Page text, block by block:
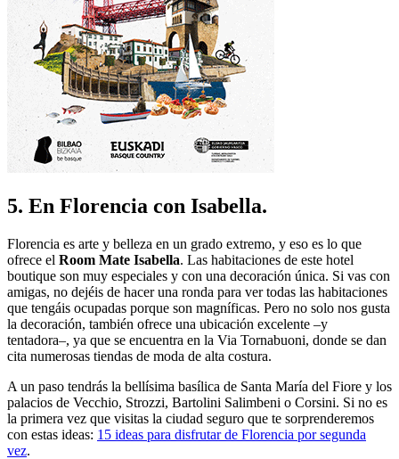
5. En Florencia con Isabella.
Florencia es arte y belleza en un grado extremo, y eso es lo que
ofrece el Room Mate Isabella. Las habitaciones de este hotel
boutique son muy especiales y con una decoración única. Si vas con
amigas, no dejéis de hacer una ronda para ver todas las habitaciones
que tengáis ocupadas porque son magníficas. Pero no solo nos gusta
la decoración, también ofrece una ubicación excelente –y
tentadora–, ya que se encuentra en la Via Tornabuoni, donde se dan
cita numerosas tiendas de moda de alta costura.
A un paso tendrás la bellísima basílica de Santa María del Fiore y los
palacios de Vecchio, Strozzi, Bartolini Salimbeni o Corsini. Si no es
la primera vez que visitas la ciudad seguro que te sorprenderemos
con estas ideas: 15 ideas para disfrutar de Florencia por segunda
vez.